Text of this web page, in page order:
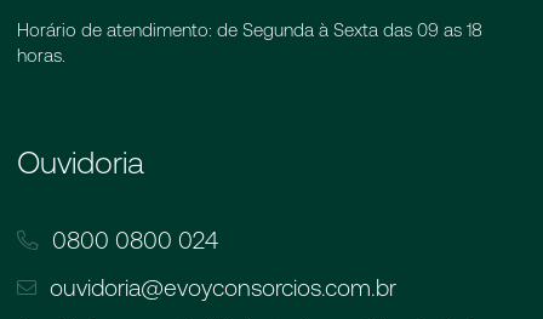
Horário de atendimento: de Segunda à Sexta das 09 as 18
horas.
Ouvidoria
0800 0800 024
ouvidoria@evoyconsorcios.com.br